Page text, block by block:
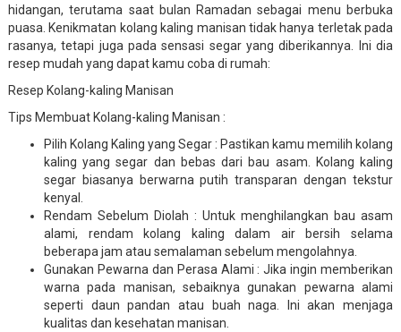
hidangan, terutama saat bulan Ramadan sebagai menu berbuka
puasa. Kenikmatan kolang kaling manisan tidak hanya terletak pada
rasanya, tetapi juga pada sensasi segar yang diberikannya. Ini dia
resep mudah yang dapat kamu coba di rumah:
Resep Kolang-kaling Manisan
Tips Membuat Kolang-kaling Manisan :
Pilih Kolang Kaling yang Segar : Pastikan kamu memilih kolang
kaling yang segar dan bebas dari bau asam. Kolang kaling
segar biasanya berwarna putih transparan dengan tekstur
kenyal.
Rendam Sebelum Diolah : Untuk menghilangkan bau asam
alami, rendam kolang kaling dalam air bersih selama
beberapa jam atau semalaman sebelum mengolahnya.
Gunakan Pewarna dan Perasa Alami : Jika ingin memberikan
warna pada manisan, sebaiknya gunakan pewarna alami
seperti daun pandan atau buah naga. Ini akan menjaga
kualitas dan kesehatan manisan.